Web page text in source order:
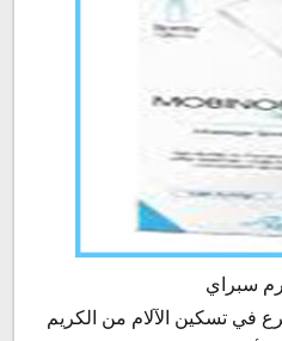
سبراي
في تسكين الآلام من الكريم